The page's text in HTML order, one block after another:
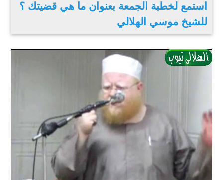
استمع لخطبة الجمعة بعنوان ما هي قضيتك ؟
للشيخ موسي الهلالي